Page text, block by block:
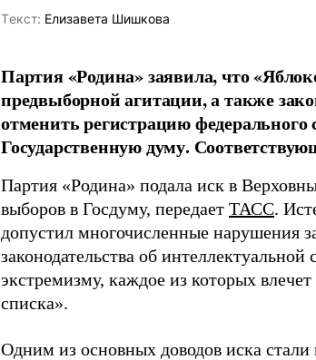
Tекст: Елизавета Шишкова
Партия «Родина» заявила, что
предвыборной агитации, а также
отменить регистрацию
Государственную думу.
Партия «Родина» подала иск в
выборов в Госдуму, передает ТАСС.
допустил многочисленные нарушения
законодательства об
экстремизму, каждое из которых
списка».
Одним из основных доводов иска